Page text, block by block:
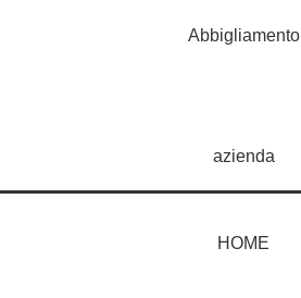
Abbigliamento
azienda
HOME